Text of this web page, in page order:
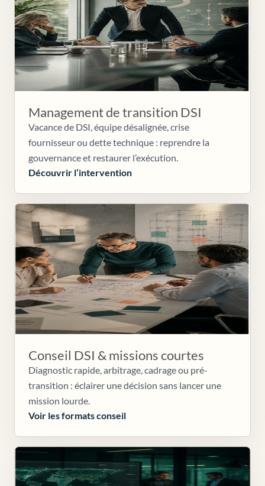
Management de transition DSI
Vacance de DSI, équipe désalignée, crise
fournisseur ou dette technique : reprendre la
gouvernance et restaurer l’exécution.
Découvrir l’intervention
Conseil DSI & missions courtes
Diagnostic rapide, arbitrage, cadrage ou pré-
transition : éclairer une décision sans lancer une
mission lourde.
Voir les formats conseil